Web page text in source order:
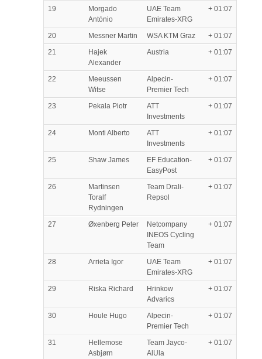
19
Morgado
António
UAE Team
Emirates-XRG
+ 01:07
20 Messner Martin WSA KTM Graz
+ 01:07
21
Hajek
Alexander
Austria + 01:07
22
Meeussen
Witse
Alpecin-
Premier Tech
+ 01:07
23 Pekala Piotr
ATT
Investments
+ 01:07
24 Monti Alberto
ATT
Investments
+ 01:07
25 Shaw James
EF Education-
EasyPost
+ 01:07
26
Martinsen
Toralf
Rydningen
Team Drali-
Repsol
+ 01:07
27 Øxenberg Peter
Netcompany
INEOS Cycling
Team
+ 01:07
28 Arrieta Igor
UAE Team
Emirates-XRG
+ 01:07
29 Riska Richard
Hrinkow
Advarics
+ 01:07
30 Houle Hugo
Alpecin-
Premier Tech
+ 01:07
31
Hellemose
Asbjørn
Team Jayco-
AlUla
+ 01:07